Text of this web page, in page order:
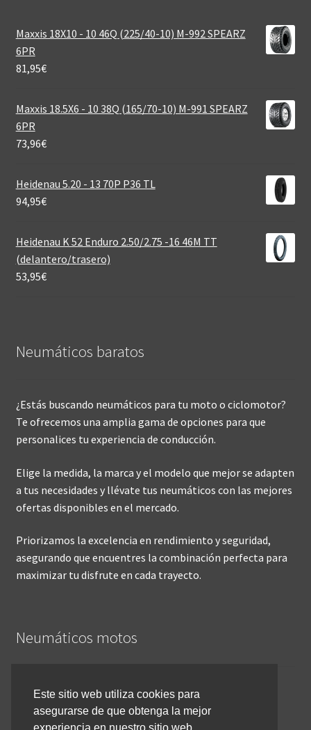
Maxxis 18X10 - 10 46Q (225/40-10) M-992 SPEARZ
6PR
81,95€
Maxxis 18.5X6 - 10 38Q (165/70-10) M-991 SPEARZ
6PR
73,96€
Heidenau 5.20 - 13 70P P36 TL
94,95€
Heidenau K 52 Enduro 2.50/2.75 -16 46M TT
(delantero/trasero)
53,95€
Neumáticos baratos
¿Estás buscando neumáticos para tu moto o ciclomotor?
Te ofrecemos una amplia gama de opciones para que
personalices tu experiencia de conducción.
Elige la medida, la marca y el modelo que mejor se adapten
a tus necesidades y llévate tus neumáticos con las mejores
ofertas disponibles en el mercado.
Priorizamos la excelencia en rendimiento y seguridad,
asegurando que encuentres la combinación perfecta para
maximizar tu disfrute en cada trayecto.
Neumáticos motos
Inicio
Cómo comprar online
Este sitio web utiliza cookies para
asegurarse de que obtenga la mejor
experiencia en nuestro sitio web.